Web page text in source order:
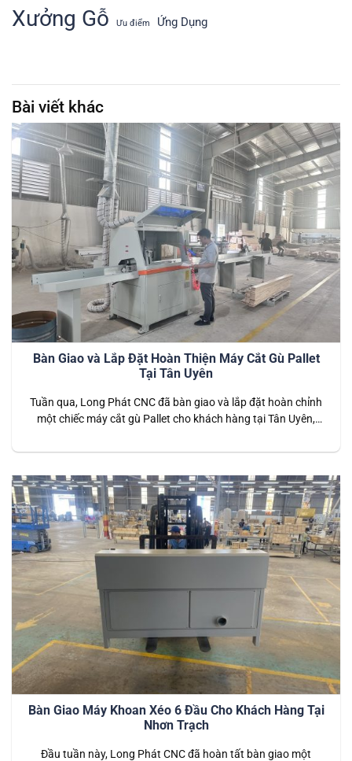
Xưởng Gỗ Ưu điểm Ứng Dụng
Bài viết khác
Bàn Giao và Lắp Đặt Hoàn Thiện Máy Cắt Gù Pallet
Tại Tân Uyên
Tuần qua, Long Phát CNC đã bàn giao và lắp đặt hoàn chỉnh
một chiếc máy cắt gù Pallet cho khách hàng tại Tân Uyên,
xuất pallet, giúp xử lý nhanh chóng các chi tiết gỗ để tạo ra
Bàn Giao Máy Khoan Xéo 6 Đầu Cho Khách Hàng Tại
Nhơn Trạch
Đầu tuần này, Long Phát CNC đã hoàn tất bàn giao một